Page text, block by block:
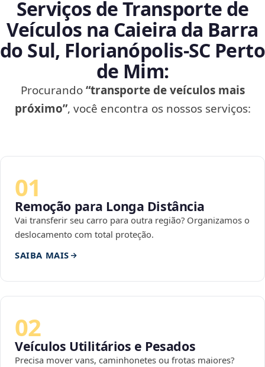
Serviços de Transporte de
Veículos na Caieira da Barra
do Sul, Florianópolis‑SC Perto
de Mim:
Procurando“transporte de veículos mais
próximo”, você encontra os nossos serviços:
01
Remoção para Longa Distância
Vai transferir seu carro para outra região? Organizamos o
deslocamento com total proteção.
SAIBA MAIS
02
Veículos Utilitários e Pesados
Precisa mover vans, caminhonetes ou frotas maiores?